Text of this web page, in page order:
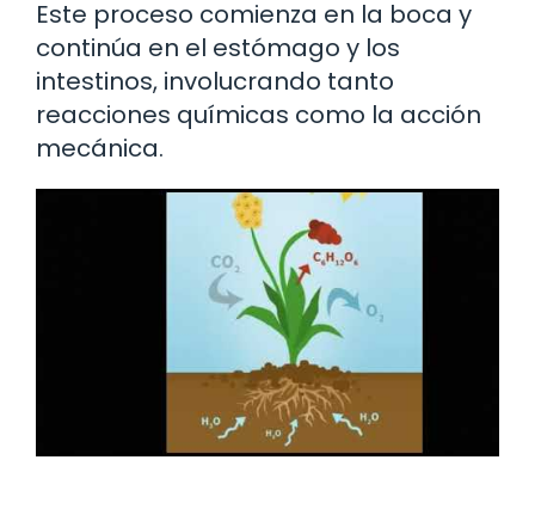
Este proceso comienza en la boca y
continúa en el estómago y los
intestinos, involucrando tanto
reacciones químicas como la acción
mecánica.